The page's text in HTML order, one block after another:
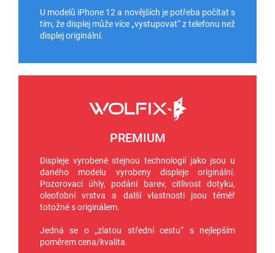
U modelů iPhone 12 a novějších je potřeba počítat s
tím, že displej může více „vystupovat“ z telefonu než
displej originální.
PREMIUM
Displeje vyrobené stejnou technologií jako jsou u
daného modelu vyrobeny displeje originální.
Pozorovací úhly, podání barev, citlivost dotyku,
oleofobní vrstva a další vlastnosti jsou téměř
totožné s originálem.
Jedná se o „zlatou střední cestu“ s nejlepším
poměrem cena/kvalita.